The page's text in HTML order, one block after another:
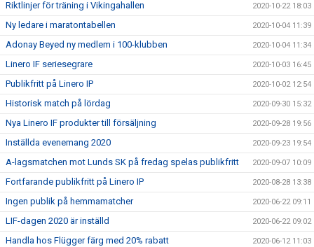
Riktlinjer för träning i Vikingahallen 2020-10-22 18:03
Ny ledare i maratontabellen 2020-10-04 11:39
Adonay Beyed ny medlem i 100-klubben 2020-10-04 11:34
Linero IF seriesegrare 2020-10-03 16:45
Publikfritt på Linero IP 2020-10-02 12:54
Historisk match på lördag 2020-09-30 15:32
Nya Linero IF produkter till försäljning 2020-09-28 19:56
Inställda evenemang 2020 2020-09-23 19:54
A-lagsmatchen mot Lunds SK på fredag spelas publikfritt 2020-09-07 10:09
Fortfarande publikfritt på Linero IP 2020-08-28 13:38
Ingen publik på hemmamatcher 2020-06-22 09:11
LIF-dagen 2020 är inställd 2020-06-22 09:02
Handla hos Flügger färg med 20% rabatt 2020-06-12 11:03